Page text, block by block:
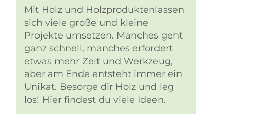
Mit Holz und Holzproduktenlassen
sich viele große und kleine
Projekte umsetzen. Manches geht
ganz schnell, manches erfordert
etwas mehr Zeit und Werkzeug,
aber am Ende entsteht immer ein
Unikat. Besorge dir Holz und leg
los! Hier findest du viele Ideen.